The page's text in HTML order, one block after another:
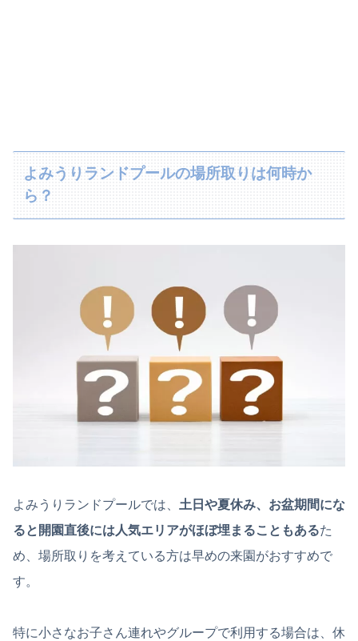
よみうりランドプールの場所取りは何時か
ら？
よみうりランドプールでは、 土日や夏休み、お盆期間にな
ると開園直後には人気エリアがほぼ埋まることもあるた
め、場所取りを考えている方は早めの来園がおすすめで
す。
特に小さなお子さん連れやグループで利用する場合は、休